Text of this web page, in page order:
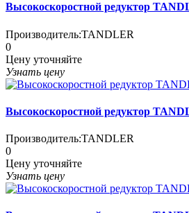
Высокоскоростной редуктор
Производитель:TANDLER
0
Цену уточняйте
Узнать цену
Высокоскоростной редуктор
Производитель:TANDLER
0
Цену уточняйте
Узнать цену